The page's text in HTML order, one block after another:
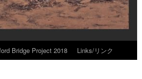
Bridge Project 2018 Links/リンク